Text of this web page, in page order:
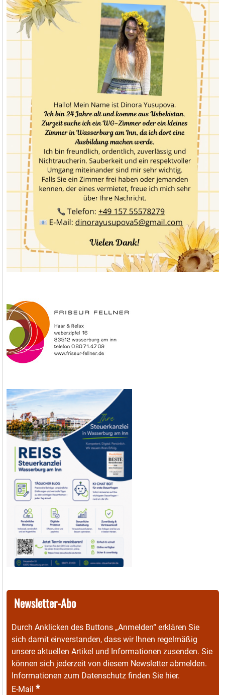
Newsletter-Abo
Durch Anklicken des Buttons „Anmelden“ erklären Sie
sich damit einverstanden, dass wir Ihnen regelmäßig
unsere aktuellen Artikel und Informationen zusenden. Sie
können sich jederzeit von diesem Newsletter abmelden.
Informationen zum Datenschutz finden Sie hier.
E-Mail *